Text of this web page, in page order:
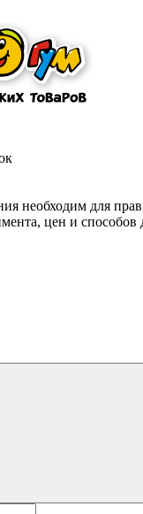
необходим для
цен и способов